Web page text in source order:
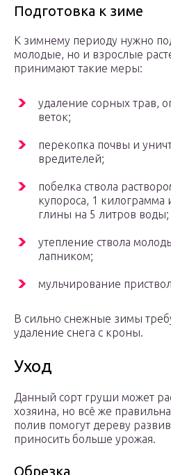
Подготовка к зиме
К зимнему периоду нужно
молодые, но и взрослые
принимают такие меры:
удаление сорных трав,
веток;
перекопка почвы и
вредителей;
побелка ствола
купороса, 1 килограмма
глины на 5 литров воды;
утепление ствола
лапником;
мульчирование
В сильно снежные зимы
удаление снега с кроны.
Уход
Данный сорт груши может
хозяина, но всё же
полив помогут дереву
приносить больше урожая.
Обрезка